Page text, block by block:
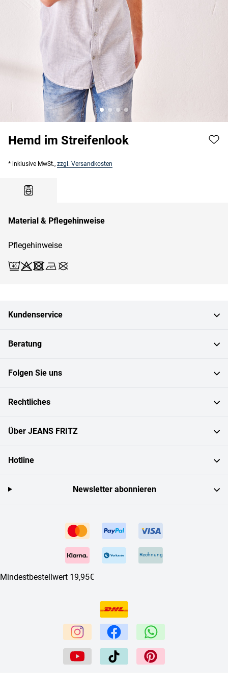
Hemd im Streifenlook
* inklusive MwSt., zzgl. Versandkosten
Material & Pflegehinweise
Pflegehinweise
Kundenservice
Beratung
Folgen Sie uns
Rechtliches
Über JEANS FRITZ
Hotline
Rechnung
Mindestbestellwert 19,95€
Newsletter abonnieren